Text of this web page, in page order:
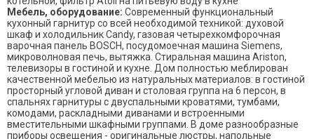
Мебель, оборудование: Современный функциональный
кухонный гарнитур со всей необходимой техникой: духовой
шкаф и холодильник Candy, газовая четырехкомфорочная
варочная панель BOSCH, посудомоечная машина Siemens,
микроволновая печь, вытяжка. Стиральная машина Ariston,
телевизоры в гостиной и кухне. Дом полностью меблирован
качественной мебелью из натуральных материалов: в гостиной
просторный угловой диван и столовая группа на 6 персон, в
спальнях гарнитуры с двуспальными кроватями, тумбами,
комодами, раскладными диванами и встроенными
вместительными шкафными группами. В доме разнообразные
приборы освещения - оригинальные люстры, напольные